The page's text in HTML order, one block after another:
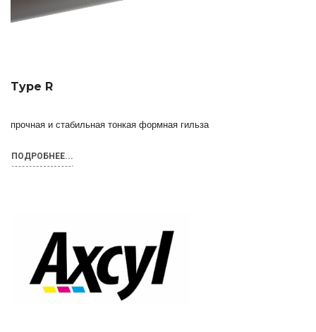
Type R
прочная и стабильная тонкая формная гильза
ПОДРОБНЕЕ...